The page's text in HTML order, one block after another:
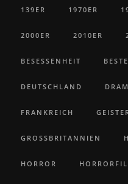
139ER 1970ER
2000ER 2010ER
BESESSENHEIT
DEUTSCHLAND
FRANKREICH
GROSSBRITANNIEN
HORROR